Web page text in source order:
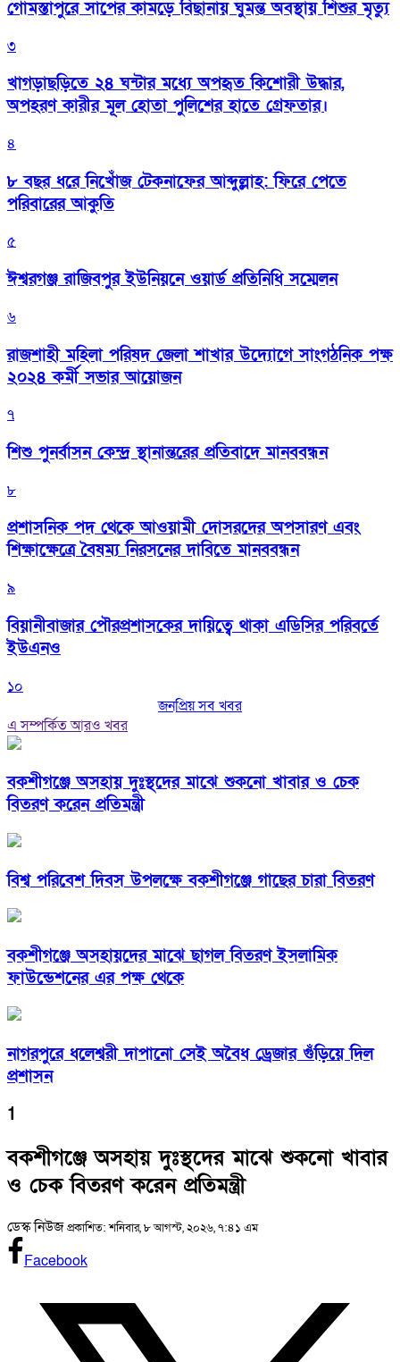
গোমস্তাপুরে সাপের কামড়ে বিছানায় ঘুমন্ত অবস্থায় শিশুর মৃত্যু
৩
খাগড়াছড়িতে ২৪ ঘন্টার মধ্যে অপহৃত কিশোরী উদ্ধার,
অপহরণ কারীর মূল হোতা পুলিশের হাতে গ্রেফতার।
৪
৮ বছর ধরে নিখোঁজ টেকনাফের আব্দুল্লাহ: ফিরে পেতে
পরিবারের আকুতি
৫
ঈশ্বরগঞ্জ রাজিবপুর ইউনিয়নে ওয়ার্ড প্রতিনিধি সম্মেলন
৬
রাজশাহী মহিলা পরিষদ জেলা শাখার উদ্যোগে সাংগঠনিক পক্ষ
২০২৪ কর্মী সভার আয়োজন
৭
শিশু পুনর্বাসন কেন্দ্র স্থানান্তরের প্রতিবাদে মানববন্ধন
৮
প্রশাসনিক পদ থেকে আওয়ামী দোসরদের অপসারণ এবং
শিক্ষাক্ষেত্রে বৈষম্য নিরসনের দাবিতে মানববন্ধন
৯
বিয়ানীবাজার পৌরপ্রশাসকের দায়িত্বে থাকা এডিসির পরিবর্তে
ইউএনও
১০
জনপ্রিয় সব খবর
এ সম্পর্কিত আরও খবর
বকশীগঞ্জে অসহায় দুঃস্থদের মাঝে শুকনো খাবার ও চেক
বিতরণ করেন প্রতিমন্ত্রী
বিশ্ব পরিবেশ দিবস উপলক্ষে বকশীগঞ্জে গাছের চারা বিতরণ
বকশীগঞ্জে অসহায়দের মাঝে ছাগল বিতরণ ইসলামিক
ফাউন্ডেশনের এর পক্ষ থেকে
নাগরপুরে ধলেশ্বরী দাপানো সেই অবৈধ ড্রেজার গুঁড়িয়ে দিল
প্রশাসন
1
বকশীগঞ্জে অসহায় দুঃস্থদের মাঝে শুকনো খাবার
ও চেক বিতরণ করেন প্রতিমন্ত্রী
ডেস্ক নিউজপ্রকাশিত: শনিবার, ৮ আগস্ট, ২০২৬, ৭:৪১ এম
Facebook